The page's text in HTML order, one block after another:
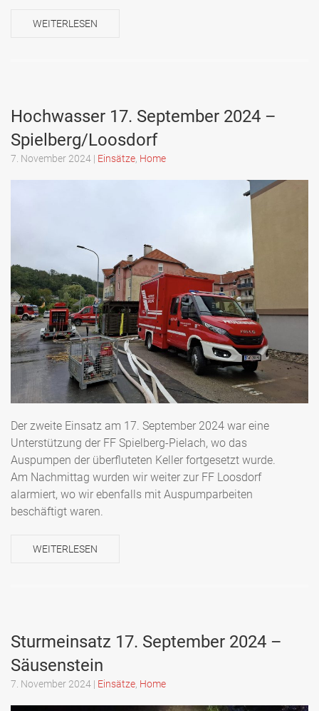
WEITERLESEN
Hochwasser 17. September 2024 –
Spielberg/Loosdorf
7. November 2024 | Einsätze Home
Der zweite Einsatz am 17. September 2024 war eine
Unterstützung der FF Spielberg-Pielach, wo das
Auspumpen der überfluteten Keller fortgesetzt wurde.
Am Nachmittag wurden wir weiter zur FF Loosdorf
alarmiert, wo wir ebenfalls mit Auspumparbeiten
beschäftigt waren.
WEITERLESEN
Sturmeinsatz 17. September 2024 –
Säusenstein
7. November 2024 | Einsätze, Home